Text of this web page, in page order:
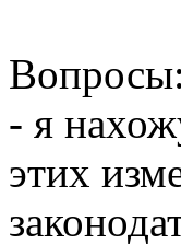
Вопросы:
- я
этих